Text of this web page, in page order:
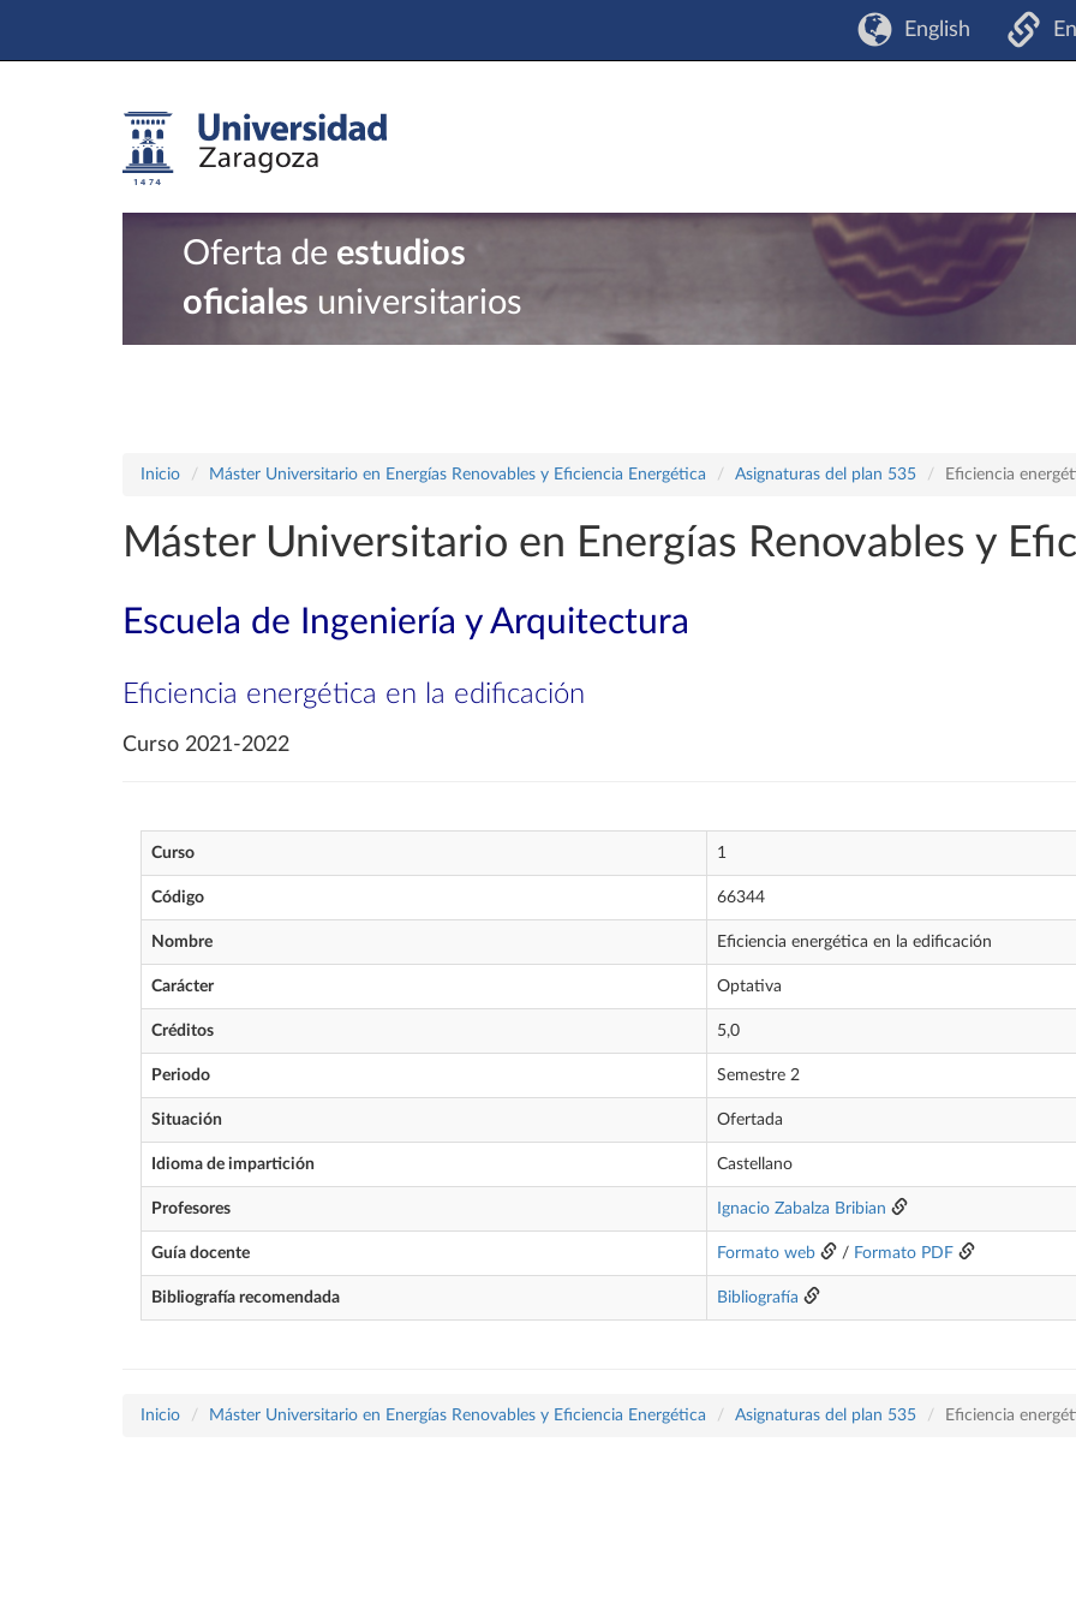
English
Oferta de estudios
oficiales universitarios
Inicio Máster Universitario en Energías Renovables y Eficiencia Energética Asignaturas del plan 535 Eficiencia
Máster Universitario en Energías Renovables y
Escuela de Ingeniería y Arquitectura
Eficiencia energética en la edificación
Curso 2021-2022
Curso 1
Código 66344
Nombre Eficiencia energética en la edificación
Carácter Optativa
Créditos 5,0
Periodo Semestre 2
Situación Ofertada
Idioma de impartición Castellano
Profesores Ignacio Zabalza Bribian
Guía docente Formato web / Formato PDF
Bibliografía recomendada Bibliografía
Inicio Máster Universitario en Energías Renovables y Eficiencia Energética Asignaturas del plan 535 Eficiencia